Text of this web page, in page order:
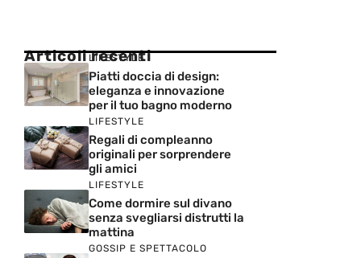
Articoli recenti
LIFESTYLE
Piatti doccia di design:
eleganza e innovazione
per il tuo bagno moderno
LIFESTYLE
Regali di compleanno
originali per sorprendere
gli amici
LIFESTYLE
Come dormire sul divano
senza svegliarsi distrutti la
mattina
GOSSIP E SPETTACOLO